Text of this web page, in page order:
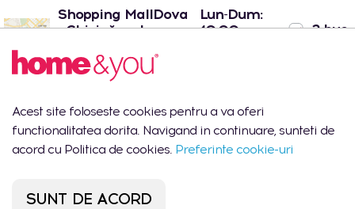
Shopping MallDova
- Chișinău, str.
Lun-Dum:
10:00 -
2 buc.
Port Mall -
Chișinău, str. Mihail
Acest site foloseste cookies pentru a va oferi
functionalitatea dorita. Navigand in continuare, sunteti de
acord cu Politica de cookies. Preferinte cookie-uri
SUNT DE ACORD